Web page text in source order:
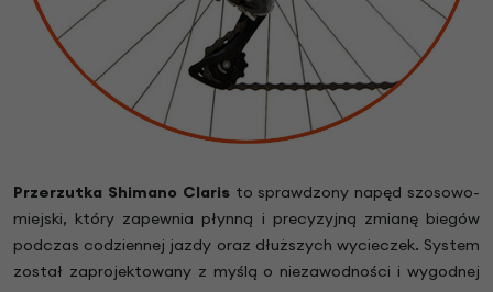
Przerzutka Shimano Claris to sprawdzony napęd szosowo-
miejski, który zapewnia płynną i precyzyjną zmianę biegów
podczas codziennej jazdy oraz dłuższych wycieczek. System
został zaprojektowany z myślą o niezawodności i wygodnej